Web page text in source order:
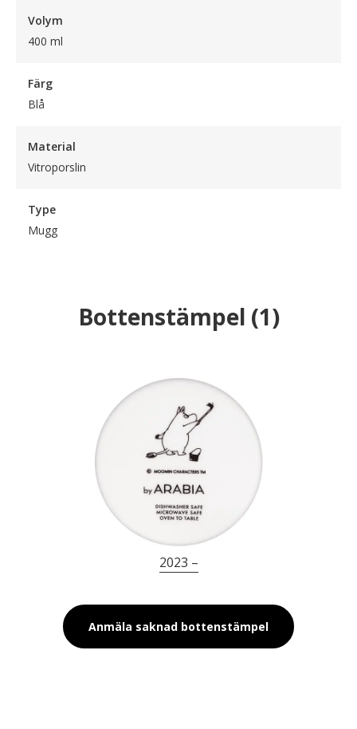
Volym
400 ml
Färg
Blå
Material
Vitroporslin
Type
Mugg
Bottenstämpel (1)
2023 –
Anmäla saknad bottenstämpel